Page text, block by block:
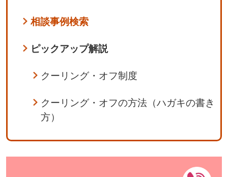
相談事例検索
ピックアップ解説
クーリング・オフ制度
クーリング・オフの方法（ハガキの書き
方）